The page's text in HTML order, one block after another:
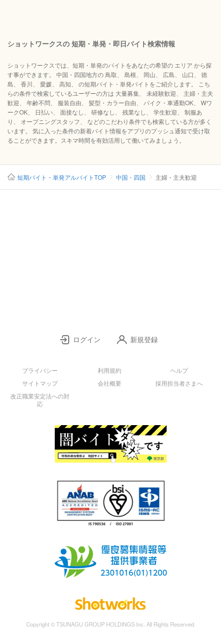
ショットワークスの 短期・単発・即日バイト検索情報
ショットワークスでは、短期・単発のバイトをあなたの希望の エリア から探
す事ができます。 中国・四国地方の 鳥取、 島根、 岡山、 広島、 山口、 徳
島、 香川、 愛媛、 高知、 の短期バイト・単発バイトをご紹介します。 こち
らの条件で検索しているユーザーの方は 大量募集、 未経験歓迎、 主婦・主夫
歓迎、 年齢不問、 服装自由、 髪型・カラー自由、 バイク・車通勤OK、 Wワ
ークOK、 日払い、 面接なし、 研修なし、 残業なし、 学生歓迎、 制服あ
り、 オープニングスタッフ、 などのこだわり条件でも検索している方が多く
います。 気に入った条件の新着バイト情報をアプリのプッシュ通知で受け取
ることができます。スキマ時間を有効活用して働いてみましょう。
短期バイト・単発アルバイトTOP 中国・四国 主婦・主夫歓迎
ログイン 新規登録
プライバシー 利用規約
ヘルプ
サイトマップ
会社概要
採用担当者さまへ
改正職業安定法への対
応
Copyright © TSUNAGU GROUP HOLDINGS Inc. All Rights Reserved.